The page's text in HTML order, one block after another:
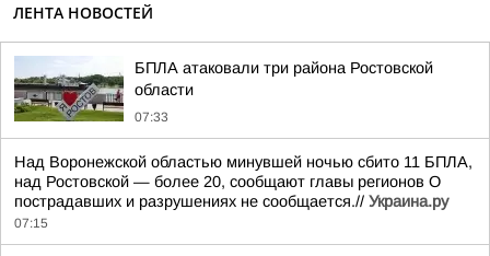
ЛЕНТА НОВОСТЕЙ
БПЛА атаковали три района Ростовской
области
07:33
Над Воронежской областью минувшей ночью сбито 11 БПЛА,
над Ростовской — более 20, сообщают главы регионов О
пострадавших и разрушениях не сообщается.// Украина.ру
07:15